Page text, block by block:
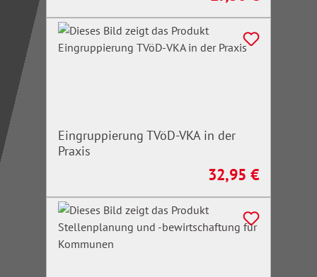
Eingruppierung TVöD-VKA in der
Praxis
Regulärer Preis:
32,95 €